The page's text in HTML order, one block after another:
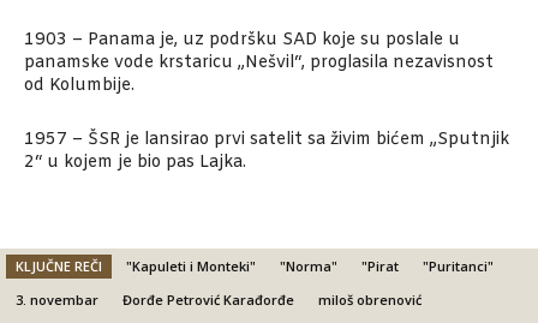
1903 – Panama je, uz podršku SAD koje su poslale u
panamske vode krstaricu „Nešvil“, proglasila nezavisnost
od Kolumbije.
1957 – ŠSR je lansirao prvi satelit sa živim bićem „Sputnjik
2“ u kojem je bio pas Lajka.
KLJUČNE REČI "Kapuleti i Monteki" "Norma" "Pirat
"Puritanci"
3. novembar
Đorđe Petrović Karađorđe
miloš obrenović